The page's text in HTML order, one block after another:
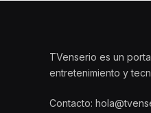
TVenserio es un
entretenimiento y
Contacto: